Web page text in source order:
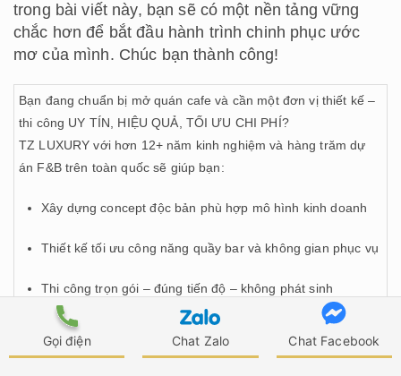
Gọi điện Chat Zalo Chat Facebook
trong bài viết này, bạn sẽ có một nền tảng vững
chắc hơn để bắt đầu hành trình chinh phục ước
mơ của mình. Chúc bạn thành công!
Bạn đang chuẩn bị mở quán cafe và cần một đơn vị thiết kế –
thi công UY TÍN, HIỆU QUẢ, TỐI ƯU CHI PHÍ?
TZ LUXURY với hơn 12+ năm kinh nghiệm và hàng trăm dự
án F&B trên toàn quốc sẽ giúp bạn:
Xây dựng concept độc bản phù hợp mô hình kinh doanh
Thiết kế tối ưu công năng quầy bar và không gian phục vụ
Thi công trọn gói – đúng tiến độ – không phát sinh
Đồng hành từ set up – vận hành – hướng dẫn quy trình
tiêu chuẩn